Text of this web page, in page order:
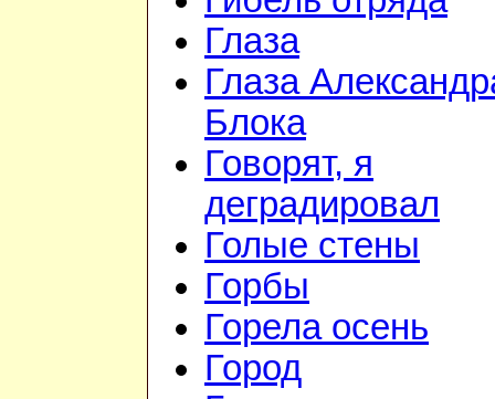
Глаза
Глаза
Блока
Говорят, я
деградировал
Голые стены
Горбы
Горела осень
Город